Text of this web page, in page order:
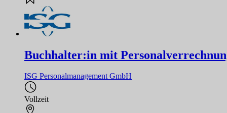
Buchhalter:in mit
ISG Personalmanagement GmbH
Vollzeit